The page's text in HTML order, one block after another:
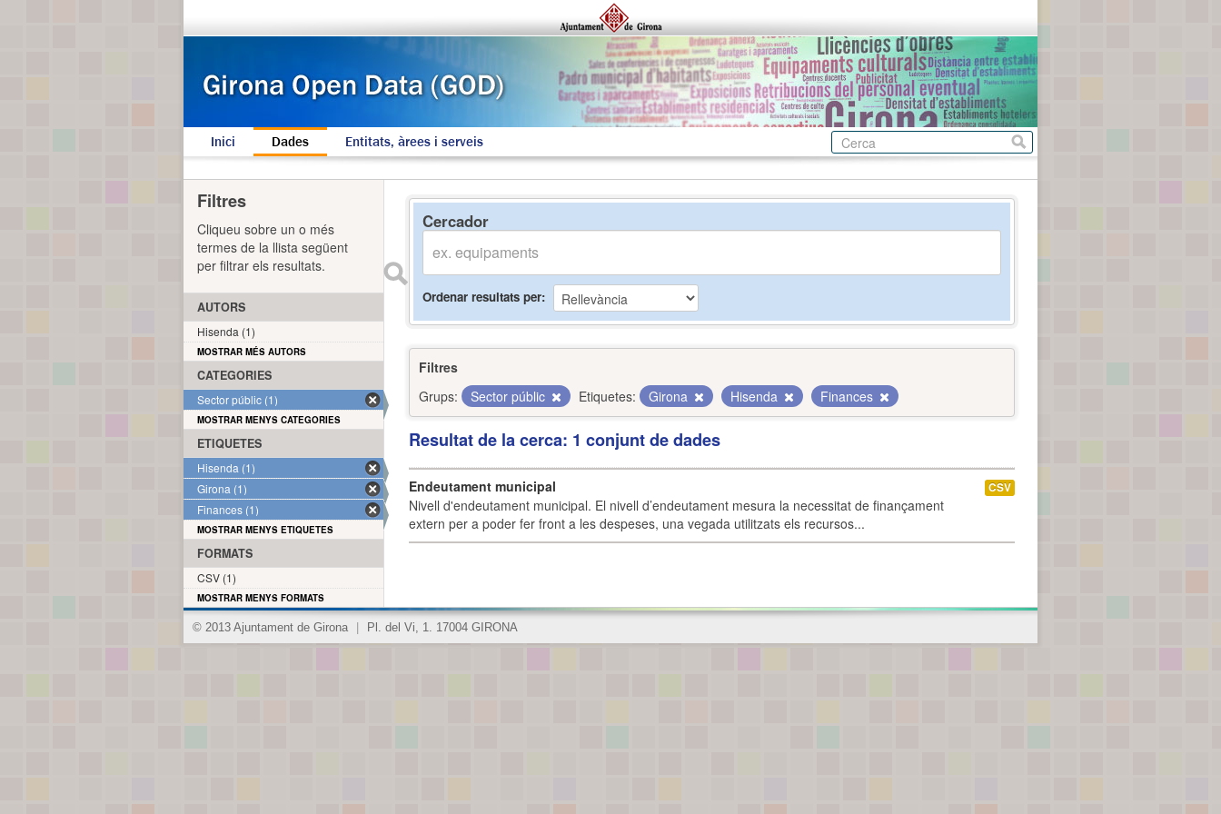
Inici Dades Entitats, àrees i serveis
Cercador
Ordenar resultats per
Filtres
Grups:
Sector públic Etiquetes: Girona Hisenda Finances
Resultat de la cerca: 1 conjunt de dades
Endeutament municipal
Nivell d'endeutament municipal. El nivell d’endeutament mesura la necessitat de finançament
extern per a poder fer front a les despeses, una vegada utilitzats els recursos...
CSV
Filtres
Cliqueu sobre un o més
termes de la llista següent
per filtrar els resultats.
AUTORS
Hisenda (1)
MOSTRAR MÉS AUTORS
CATEGORIES
Sector públic (1)
MOSTRAR MENYS CATEGORIES
ETIQUETES
Hisenda (1)
Girona (1)
Finances (1)
MOSTRAR MENYS ETIQUETES
FORMATS
CSV (1)
MOSTRAR MENYS FORMATS
© 2013 Ajuntament de Girona Pl. del Vi, 1. 17004 GIRONA